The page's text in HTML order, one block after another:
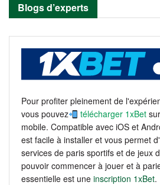
Blogs d’experts
Pour profiter pleinement de
vous pouvez
télécharger 1xBet
mobile. Compatible avec iOS et
est facile à installer et vous permet
services de paris sportifs et de jeux
pouvoir commencer à jouer et à
essentielle est une inscription 1xBet.